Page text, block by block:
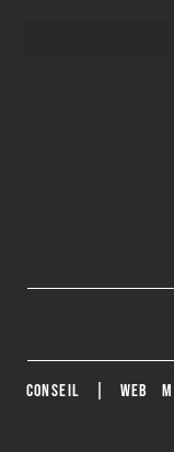
CONSEIL | WEB